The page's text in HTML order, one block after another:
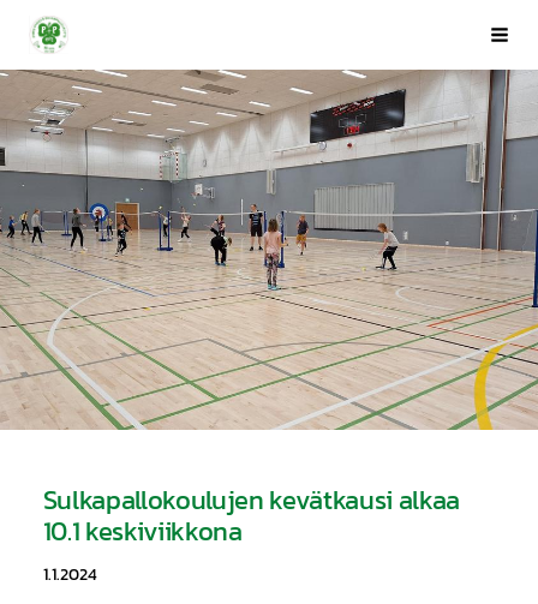
Siirry
sivun
sisältöön
Porin Pyrintö ry
Sulkapallokoulujen kevätkausi alkaa
10.1 keskiviikkona
1.1.2024